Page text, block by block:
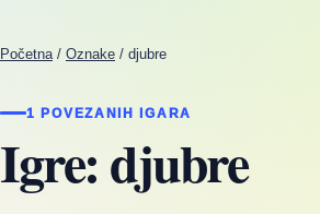
Početna / Oznake / djubre
1 POVEZANIH IGARA
Igre: djubre